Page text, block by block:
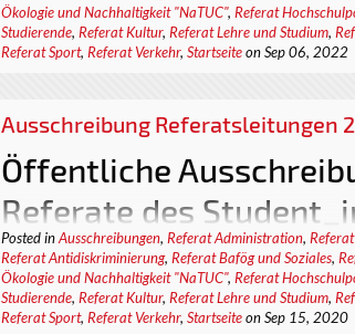
Ökologie und Nachhaltigkeit "NaTUC", Referat
Studierende, Referat Kultur, Referat Lehre und Studium,
Referat Sport, Referat Verkehr, Startseiteon Sep 06, 2022
Der StuRa sucht nach neuen Referent_innen für
dem 01.10.2022 bis 30.09.2023. Das betrifft
Referat Akademischer Sanitätsdienst
Referat Finanzen
Referat Internationale Studierende
Referat Kultur
Referat Lehre und Studium
Referat Ökologie und Nachhaltigkeit
Referat Öffentlichkeitsarbeit
Referat Sport
Ausschreibung Referatsleitungen
Posted inAusschreibungen, Referat Administration,
Referat Antidiskriminierung, Referat Bafög und Soziales,
Ökologie und Nachhaltigkeit "NaTUC", Referat
Studierende, Referat Kultur, Referat Lehre und Studium,
Referat Sport, Referat Verkehr, Startseiteon Sep 15, 2020
Öffentliche
Referate des
Technischen
Der StuRa sucht nach neuen Referent_innen für
01.10.2020 bis 30.09.2021. Das betrifft